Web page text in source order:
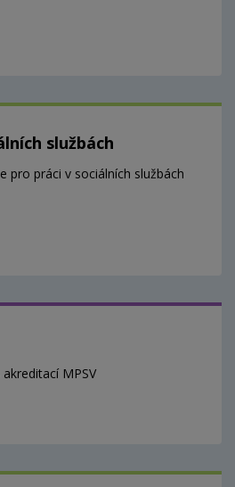
službách
pro práci v sociálních službách
MPSV